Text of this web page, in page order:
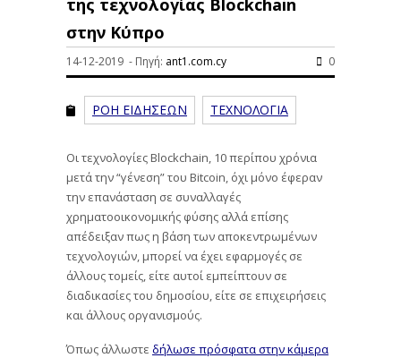
στην Κύπρο
14-12-2019 - Πηγή: ant1.com.cy 0
ΡΟΗ ΕΙΔΗΣΕΩΝ ΤΕΧΝΟΛΟΓΙΑ
Οι τεχνολογίες Blockchain, 10 περίπου χρόνια
μετά την “γένεση” του Bitcoin, όχι μόνο έφεραν
την επανάσταση σε συναλλαγές
χρηματοοικονομικής φύσης αλλά επίσης
απέδειξαν πως η βάση των αποκεντρωμένων
τεχνολογιών, μπορεί να έχει εφαρμογές σε
άλλους τομείς, είτε αυτοί εμπείπτουν σε
διαδικασίες του δημοσίου, είτε σε επιχειρήσεις
και άλλους οργανισμούς.
Όπως άλλωστε δήλωσε πρόσφατα στην κάμερα